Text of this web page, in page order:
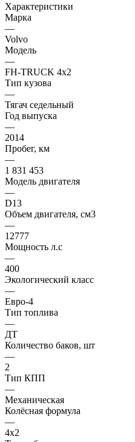
Характеристики
Марка
—
Volvo
Модель
—
FH-TRUCK 4x2
Тип кузова
—
Тягач седельный
Год выпуска
—
2014
Пробег, км
—
1 831 453
Модель двигателя
—
D13
Объем двигателя, см3
—
12777
Мощность л.с
—
400
Экологический класс
—
Евро-4
Тип топлива
—
ДТ
Количество баков, шт
—
2
Тип КПП
—
Механическая
Колёсная формула
—
4x2